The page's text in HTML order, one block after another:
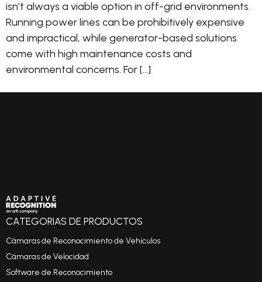
isn’t always a viable option in off-grid environments.
Running power lines can be prohibitively expensive
and impractical, while generator-based solutions
come with high maintenance costs and
environmental concerns. For […]
CATEGORIAS DE PRODUCTOS
Cámaras de Reconocimiento de Vehículos
Cámaras de Velocidad
Software de Reconocimiento